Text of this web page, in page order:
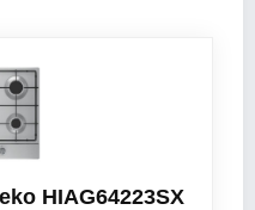
HIAG64223SX